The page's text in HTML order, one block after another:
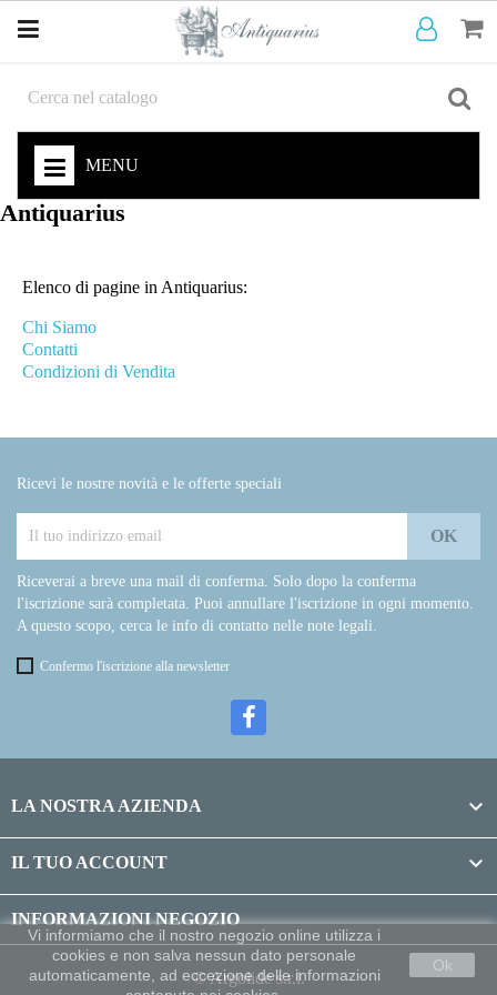
MENU
Antiquarius
Elenco di pagine in Antiquarius:
Chi Siamo
Contatti
Condizioni di Vendita
Ricevi le nostre novità e le offerte speciali
Riceverai a breve una mail di conferma. Solo dopo la conferma
l'iscrizione sarà completata. Puoi annullare l'iscrizione in ogni momento.
A questo scopo, cerca le info di contatto nelle note legali.
Confermo l'iscrizione alla newsletter
LA NOSTRA AZIENDA 
IL TUO ACCOUNT 
INFORMAZIONI NEGOZIO
Vi informiamo che il nostro negozio online utilizza i
cookies e non salva nessun dato personale
automaticamente, ad eccezione delle informazioni
Ok
© Argolide s.r.l.